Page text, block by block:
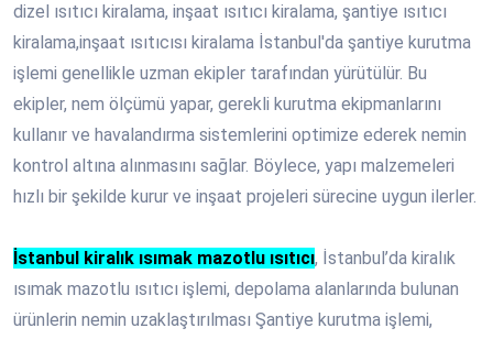
dizel ısıtıcı kiralama, inşaat ısıtıcı kiralama, şantiye ısıtıcı
kiralama,inşaat ısıtıcısı kiralama İstanbul'da şantiye kurutma
işlemi genellikle uzman ekipler tarafından yürütülür. Bu
ekipler, nem ölçümü yapar, gerekli kurutma ekipmanlarını
kullanır ve havalandırma sistemlerini optimize ederek nemin
kontrol altına alınmasını sağlar. Böylece, yapı malzemeleri
hızlı bir şekilde kurur ve inşaat projeleri sürecine uygun ilerler.
İstanbul kiralık ısımak mazotlu ısıtıcı, İstanbul’da kiralık
ısımak mazotlu ısıtıcı işlemi, depolama alanlarında bulunan
ürünlerin nemin uzaklaştırılması Şantiye kurutma işlemi,